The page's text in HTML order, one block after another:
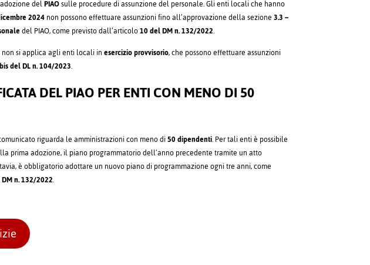
delPIAOsulle procedure di assunzione del personale. Gli enti locali che hanno
2024non possono effettuare assunzioni fino all’approvazione della sezione3.3 –
del PIAO, come previsto dall’articolo10 del DM n. 132/2022.
si applica agli enti locali inesercizio provvisorio, che possono effettuare assunzioni
del DL n. 104/2023.
DEL PIAO PER ENTI CON MENO DI 50
riguarda le amministrazioni con meno di50 dipendenti. Per tali enti è possibile
prima adozione, il piano programmatorio dell’anno precedente tramite un atto
è obbligatorio adottare un nuovo piano di programmazione ogni tre anni, come
n. 132/2022.